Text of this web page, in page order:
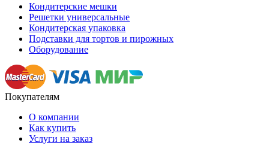
Кондитерские мешки
Решетки универсальные
Кондитерская упаковка
Подставки для тортов и пирожных
Оборудование
Покупателям
О компании
Как купить
Услуги на заказ